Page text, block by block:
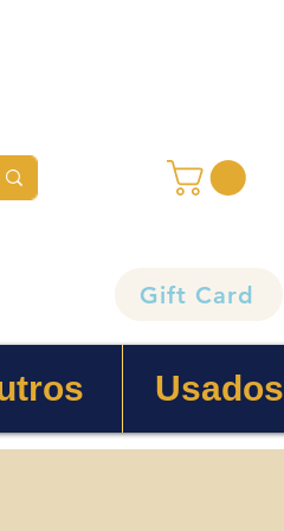
Gift Card
Usados